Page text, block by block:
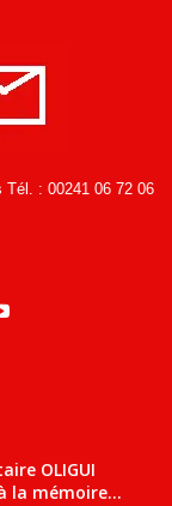
Tél. : 00241 06 72 06
OLIGUI
la mémoire...